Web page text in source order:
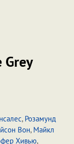
, Розамунд
Вон, Майкл
Хивью,